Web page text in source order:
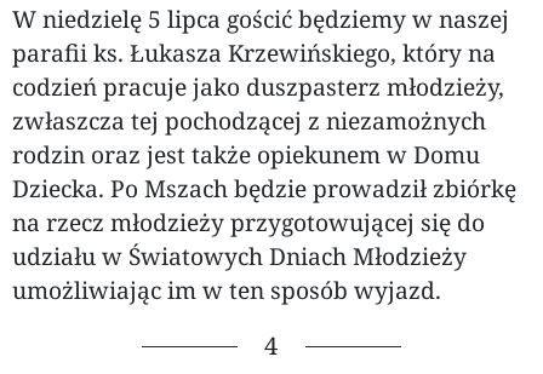
W niedzielę 5 lipca gościć będziemy w naszej
parafii ks. Łukasza Krzewińskiego, który na
codzień pracuje jako duszpasterz młodzieży,
zwłaszcza tej pochodzącej z niezamożnych
rodzin oraz jest także opiekunem w Domu
Dziecka. Po Mszach będzie prowadził zbiórkę
na rzecz młodzieży przygotowującej się do
udziału w Światowych Dniach Młodzieży
umożliwiając im w ten sposób wyjazd.
4